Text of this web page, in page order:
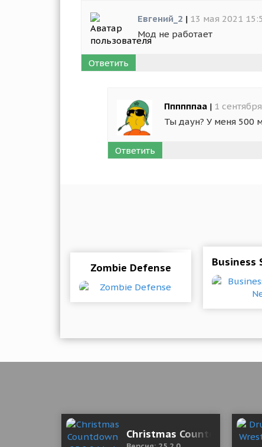
Евгений_2 | 13 мая 2021
Мод не работает
Ответить
Ппппппаа | 1
Ты даун? У меня 500
Ответить
Zombie Defense Business
Christmas Countdown